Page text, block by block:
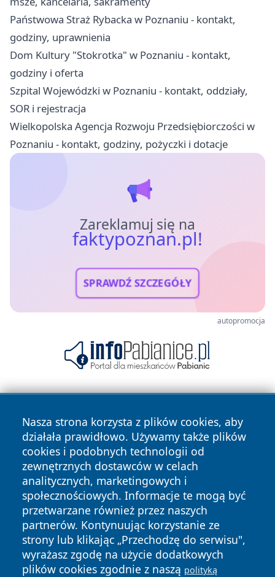
Państwowa Straż Rybacka w Poznaniu - kontakt,
godziny, uprawnienia
Dom Kultury "Stokrotka" w Poznaniu - kontakt,
godziny i oferta
Szpital Wojewódzki w Poznaniu - kontakt, oddziały,
SOR i rejestracja
Wielkopolska Agencja Rozwoju Przedsiębiorczości w
Poznaniu - kontakt, godziny, pożyczki i dotacje
Zareklamuj się na
faktypoznan.pl!
SPRAWDŹ SZCZEGÓŁY
autopromocja
Nasza strona korzysta z plików cookies, aby
działała prawidłowo. Używamy także plików
cookies i podobnych technologii od
zewnętrznych dostawców w celach
analitycznych, marketingowych i
społecznościowych. Informacje te mogą być
przetwarzane również przez naszych
partnerów. Kontynuując korzystanie ze
strony lub klikając „Przechodzę do serwisu",
wyrażasz zgodę na użycie dodatkowych
plików cookies zgodnie z naszą polityką
Copyright © 2026 faktypoznan.pl Wszystkie prawa
zastrzeżone.
News Autorzy
Polityka
Prywatności
Polityka
Cookies